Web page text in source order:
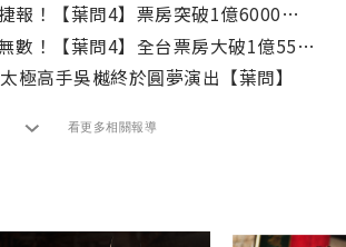
！【葉問4】票房突破1億6000萬！
！【葉問4】全台票房大破1億5500萬
極高手吳樾終於圓夢演出【葉問】
看更多相關報導